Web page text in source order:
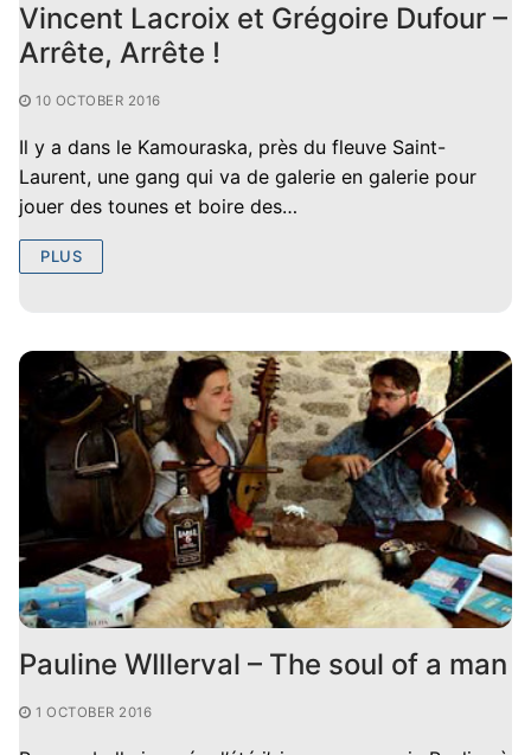
Vincent Lacroix et Grégoire Dufour –
Arrête, Arrête !
10 OCTOBER 2016
Il y a dans le Kamouraska, près du fleuve Saint-
Laurent, une gang qui va de galerie en galerie pour
jouer des tounes et boire des…
PLUS
Pauline WIllerval – The soul of a man
1 OCTOBER 2016